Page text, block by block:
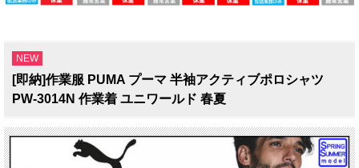
NEW
[即納]作業服 PUMA プーマ 半袖アクティブポロシャツ
PW-3014N 作業着 ユニワールド 春夏